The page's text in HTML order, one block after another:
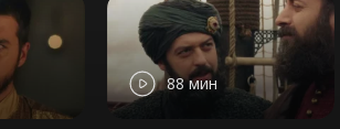
88 мин